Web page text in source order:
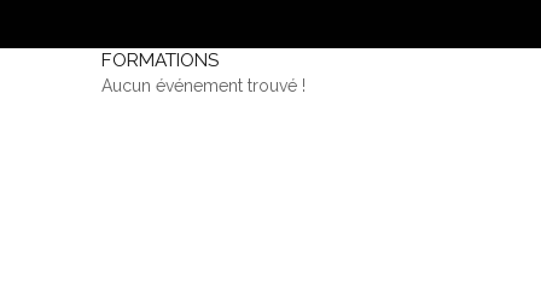
FORMATIONS
Aucun événement trouvé !